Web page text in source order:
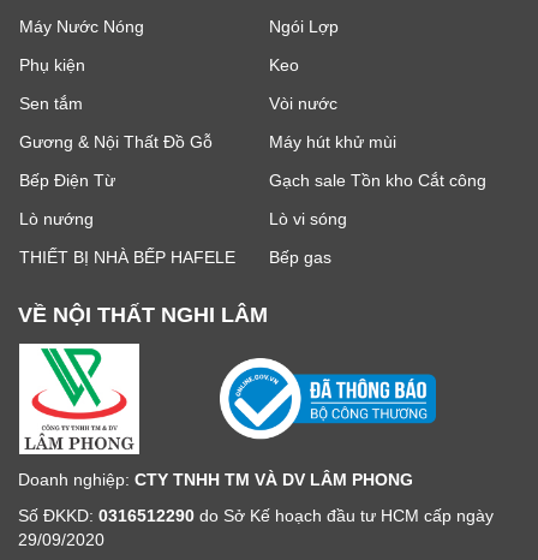
Máy Nước Nóng
Ngói Lợp
Phụ kiện
Keo
Sen tắm
Vòi nước
Gương & Nội Thất Đồ Gỗ
Máy hút khử mùi
Bếp Điện Từ
Gạch sale Tồn kho Cắt công
Lò nướng
Lò vi sóng
THIẾT BỊ NHÀ BẾP HAFELE
Bếp gas
VỀ NỘI THẤT NGHI LÂM
Doanh nghiệp: CTY TNHH TM VÀ DV LÂM PHONG
Số ĐKKD: 0316512290 do Sở Kế hoạch đầu tư HCM cấp ngày
29/09/2020